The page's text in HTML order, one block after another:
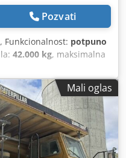
Pozvati
, Funkcionalnost: potpuno
42.000 kg, maksimalna
h, * Godina
sa sertifikatom) * 20.000
KS / 600 kW) *
kg * Dovoljena
rezervoara: 42 m³ *
* Odlično stanje
Mali oglas